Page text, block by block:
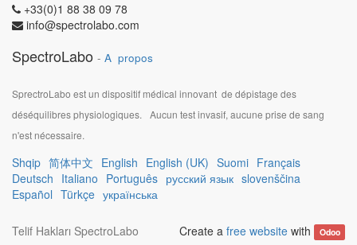
+33(0)1 88 38 09 78
info@spectrolabo.com
SpectroLabo - A propos
SprectroLabo est un dispositif médical innovant de dépistage des
déséquilibres physiologiques.
Aucun test invasif, aucune prise de sang
n'est nécessaire.
Shqip 简体中文 English English (UK) Suomi Français
Deutsch Italiano Português русский язык slovenščina
Español Türkçe українська
Create afree website with Odoo
Telif Hakları SpectroLabo